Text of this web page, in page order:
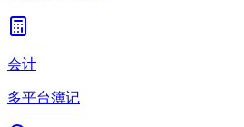
会计
多平台簿记